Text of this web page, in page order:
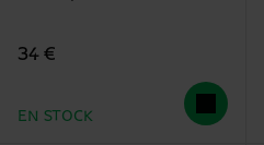
34 €
EN STOCK